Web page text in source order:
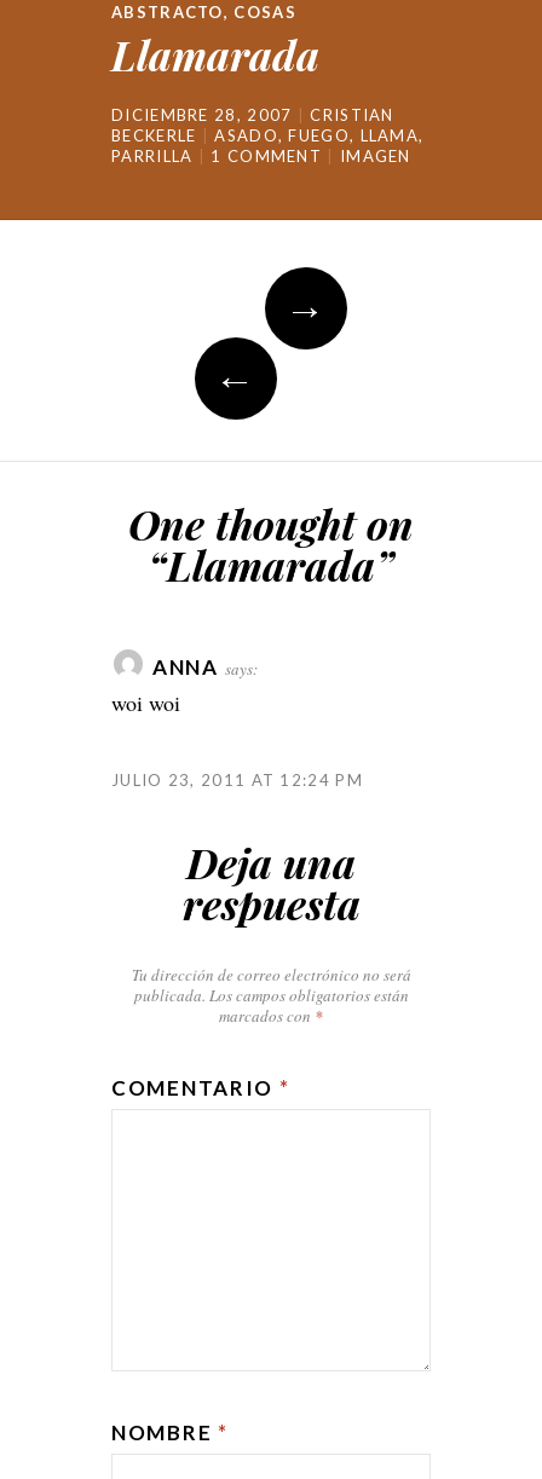
ABSTRACTO, COSAS
Llamarada
DICIEMBRE 28, 2007
CRISTIAN
BECKERLE
ASADO,FUEGO, LLAMA,
PARRILLA
1 COMMENT IMAGEN
navigation
→
←
One thought on
“Llamarada”
ANNA says:
woi woi
JULIO 23, 2011 AT 12:24 PM
Deja una
respuesta
Tu dirección de correo electrónico no será
publicada. Los campos obligatorios están
marcados con *
COMENTARIO *
NOMBRE *